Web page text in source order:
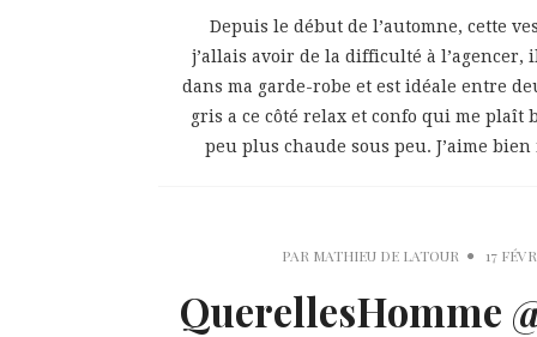
Depuis le début de l’automne, cette
j’allais avoir de la difficulté à l’agencer,
dans ma garde-robe et est idéale entre
gris a ce côté relax et confo qui me
peu plus chaude sous peu. J’aime
PAR MATHIEU DE LATOUR 17
QuerellesHomme